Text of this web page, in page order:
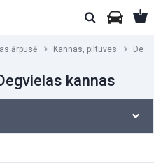
ārpusē Kannas, piltuves
kannas